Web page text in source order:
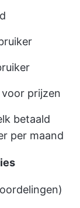
prijzen
betaald
per maand